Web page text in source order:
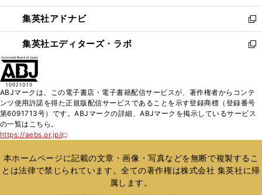
開
く
ウ
で
開
く
ン
ド
ウ
で
ウ
ィ
ン
ド
く
集英社アドナビ
新
し
い
ド
ウ
で
集英社エディターズ・ラボ
新
ィ
ン
開
く
ABJマークは、この電子書店・電子書籍配信サービスが、著作権者からコンテ
ンツ使用許諾を得た正規版配信サービスであることを示す登録商標（登録番号
第6091713号）です。ABJマークの詳細、ABJマークを掲示しているサービス
の一覧はこちら。
https://aebs.or.jp/
新
い
ウ
ィ
本ホームページに記載の文章・画像・写真などを無断で複製するこ
とは法律で禁じられています。全ての著作権は株式会社 集英社に帰
属します。